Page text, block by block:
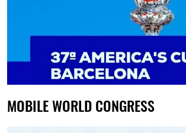
MOBILE WORLD CONGRESS